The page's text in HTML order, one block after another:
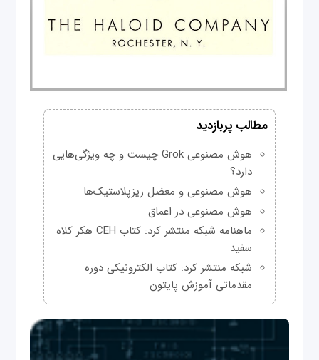
مطالب پربازدید
هوش مصنوعی Grok چیست و چه ویژگی‌هایی
دارد؟
هوش مصنوعی و معضل ریزپلاستیک‌ها
هوش مصنوعی در اعماق
ماهنامه شبکه منتشر کرد: کتاب CEH هکر کلاه
سفید
شبکه منتشر کرد: کتاب الکترونیکی دوره
مقدماتی آموزش پایتون